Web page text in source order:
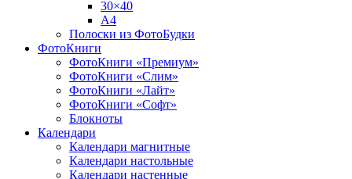
30×40
A4
Полоски из ФотоБудки
ФотоКниги
ФотоКниги «Премиум»
ФотоКниги «Слим»
ФотоКниги «Лайт»
ФотоКниги «Софт»
Блокноты
Календари
Календари магнитные
Календари настольные
Календари настенные